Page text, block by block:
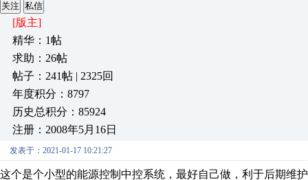
关注 私信
[版主]
精华：1帖
求助：26帖
帖子：241帖 | 2325回
年度积分：8797
历史总积分：85924
注册：2008年5月16日
发表于：2021-01-17 10:21:27
这个是个小型的能源控制中控系统，最好自己做，利于后期维